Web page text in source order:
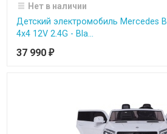
Нет в наличии
Детский электромобиль Mercedes
4x4 12V 2.4G - Bla...
37 990 ₽